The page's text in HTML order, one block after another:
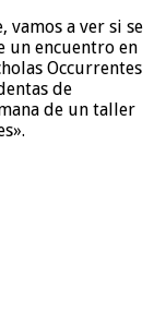
vamos a ver si se
un encuentro en
Occurrentes
de
de un taller